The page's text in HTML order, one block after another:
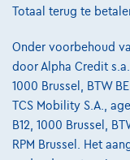
Vanaf €612,12 /
van€8.587,12
Ontdek het volledige
3390 Tielt-Winge,
Totaal terug te
Onder voorbehoud
door Alpha Credit
1000 Brussel, BTW
TCS Mobility S.A.,
B12, 1000 Brussel,
RPM Brussel. Het